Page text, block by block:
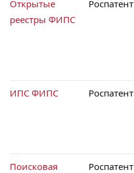
Открытые
реестры ФИПС
Роспатент
ИПС ФИПС Роспатент
Поисковая
Роспатент